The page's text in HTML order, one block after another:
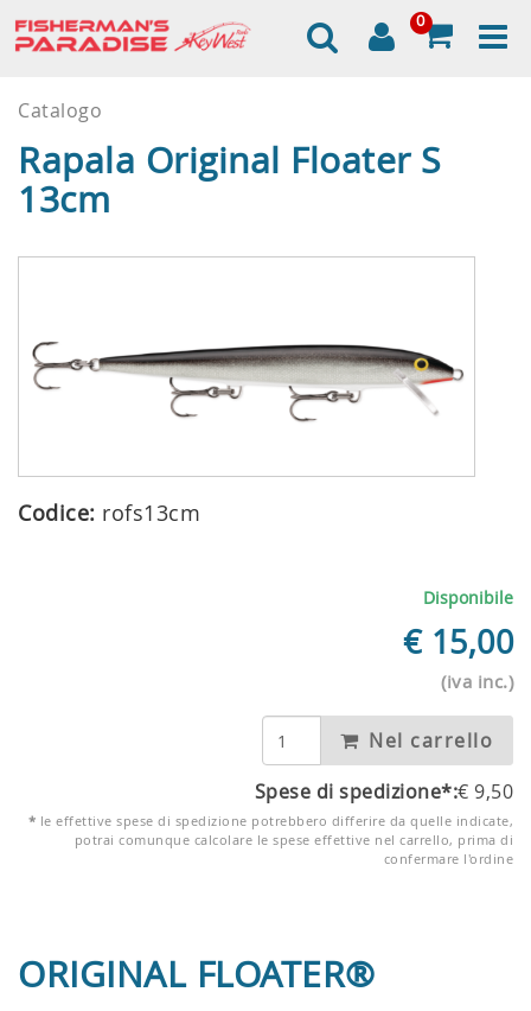
0
Catalogo
Rapala Original Floater S
13cm
Codice: rofs13cm
Disponibile
€ 15,00
(iva inc.)
Nel carrello
Spese di spedizione*:€ 9,50
* le effettive spese di spedizione potrebbero differire da quelle indicate,
potrai comunque calcolare le spese effettive nel carrello, prima di
confermare l'ordine
ORIGINAL FLOATER®